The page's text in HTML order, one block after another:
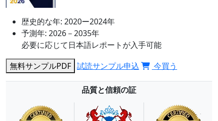
歴史的な年: 2020ー2024年
予測年: 2026－2035年
必要に応じて日本語レポートが入手可能
無料サンプルPDF 試読サンプル申込 今買う
品質と信頼の証